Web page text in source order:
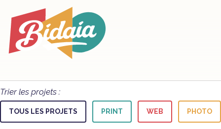
Trier les projets :
TOUS LES PROJETS PRINT WEB PHOTO